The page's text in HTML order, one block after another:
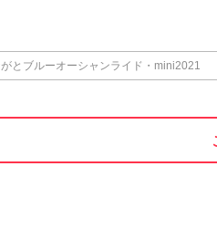
とブルーオーシャンライド・mini2021